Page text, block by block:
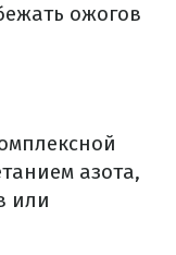
ожогов
азота,
или